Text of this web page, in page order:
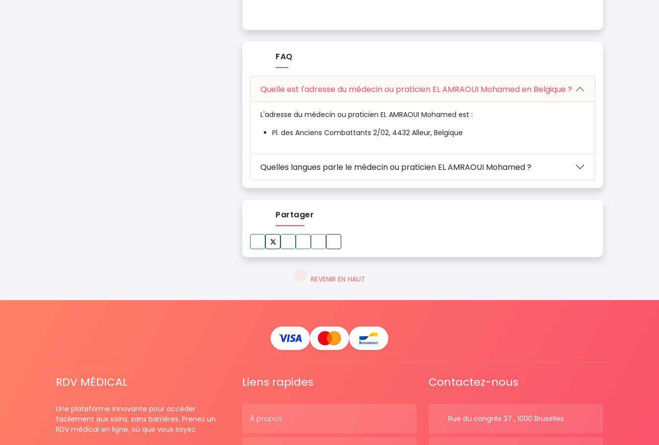
FAQ
Quelle est l'adresse du médecin ou praticien EL AMRAOUI Mohamed en Belgique ?
L'adresse du médecin ou praticien EL AMRAOUI Mohamed est :
Pl. des Anciens Combattants 2/02, 4432 Alleur, Belgique
Quelles langues parle le médecin ou praticien EL AMRAOUI Mohamed ?
Partager
REVENIR EN HAUT
RDV MÉDICAL
Une plateforme innovante pour accéder
facilement aux soins, sans barrières. Prenez un
RDV médical en ligne, où que vous soyez.
Liens rapides
À propos
Contactez-nous
Rue du congrès 37 , 1000 Bruxelles